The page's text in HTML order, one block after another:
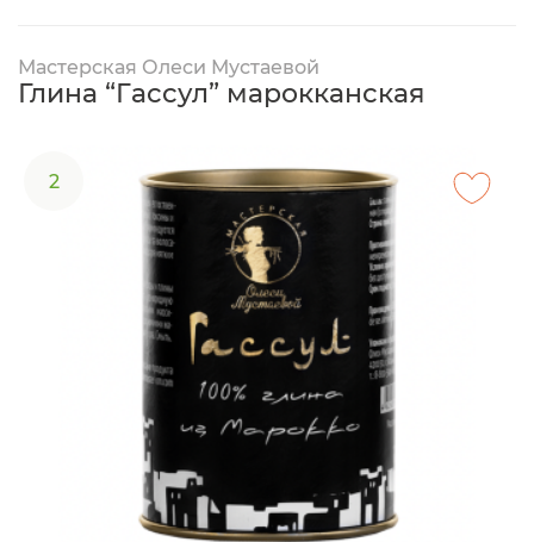
Мастерская Олеси Мустаевой
Глина “Гассул” марокканская
2